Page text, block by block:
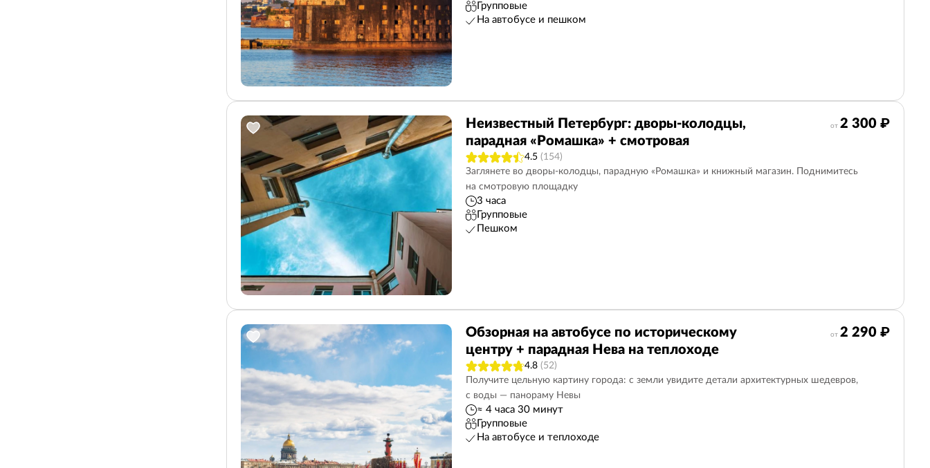
Групповые
На автобусе и пешком
Неизвестный Петербург: дворы-колодцы,
парадная «Ромашка» + смотровая
от 2 300 ₽
4.5 (154)
Заглянете во дворы-колодцы, парадную «Ромашка» и книжный магазин. Поднимитесь
на смотровую площадку
3 часа
Групповые
Пешком
Обзорная на автобусе по историческому
центру + парадная Нева на теплоходе
от 2 290 ₽
4.8 (52)
Получите цельную картину города: с земли увидите детали архитектурных шедевров,
с воды — панораму Невы
≈ 4 часа 30 минут
Групповые
На автобусе и теплоходе